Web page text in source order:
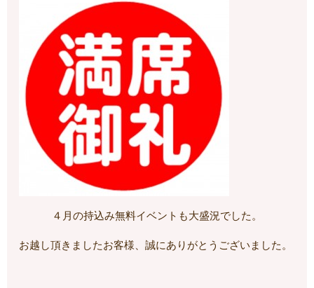
４月の持込み無料イベントも大盛況でした。
お越し頂きましたお客様、誠にありがとうございました。